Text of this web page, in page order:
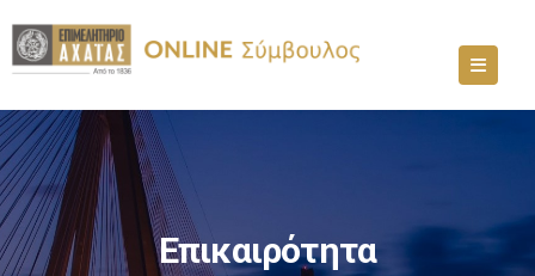
Επικαιρότητα